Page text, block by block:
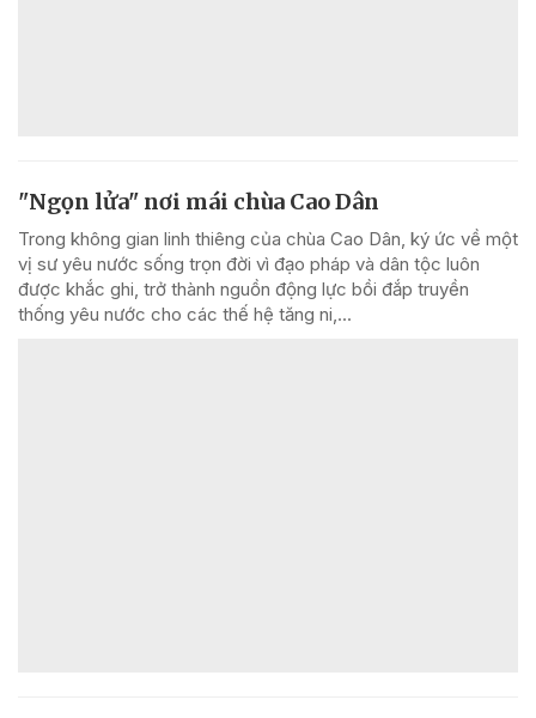
"Ngọn lửa" nơi mái chùa Cao Dân
Trong không gian linh thiêng của chùa Cao Dân, ký ức về một
vị sư yêu nước sống trọn đời vì đạo pháp và dân tộc luôn
được khắc ghi, trở thành nguồn động lực bồi đắp truyền
thống yêu nước cho các thế hệ tăng ni,...